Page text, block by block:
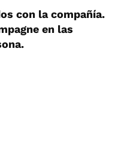
con la compañía.
en las